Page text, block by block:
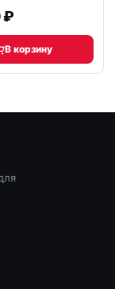
₽
В корзину